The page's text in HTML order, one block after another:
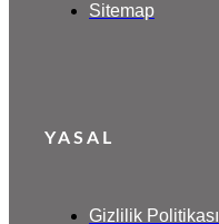
Sitemap
YASAL
Gizlilik Politikası